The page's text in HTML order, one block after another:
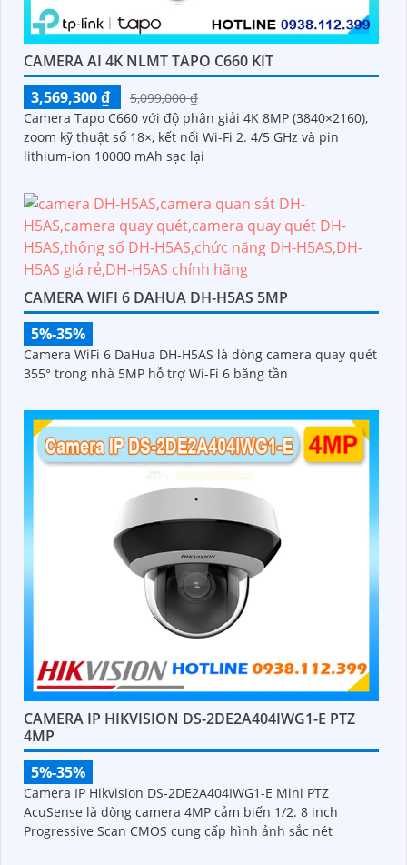
CAMERA AI 4K NLMT TAPO C660 KIT
3,569,300 ₫
5,099,000 ₫
Camera Tapo C660 với độ phân giải 4K 8MP (3840×2160),
zoom kỹ thuật số 18×, kết nối Wi-Fi 2. 4/5 GHz và pin
lithium-ion 10000 mAh sạc lại
CAMERA WIFI 6 DAHUA DH-H5AS 5MP
5%-35%
Camera WiFi 6 DaHua DH-H5AS là dòng camera quay quét
355° trong nhà 5MP hỗ trợ Wi-Fi 6 băng tần
CAMERA IP HIKVISION DS-2DE2A404IWG1-E PTZ
4MP
5%-35%
Camera IP Hikvision DS-2DE2A404IWG1-E Mini PTZ
AcuSense là dòng camera 4MP cảm biến 1/2. 8 inch
Progressive Scan CMOS cung cấp hình ảnh sắc nét